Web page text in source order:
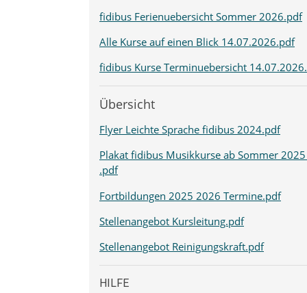
fidibus Ferienuebersicht Sommer 2026.pdf
Alle Kurse auf einen Blick 14.07.2026.pdf
fidibus Kurse Terminuebersicht
Übersicht
Flyer Leichte Sprache fidibus 2024.pdf
Plakat fidibus Musikkurse ab Sommer
.pdf
Fortbildungen 2025 2026 Termine.pdf
Stellenangebot Kursleitung.pdf
Stellenangebot Reinigungskraft.pdf
HILFE